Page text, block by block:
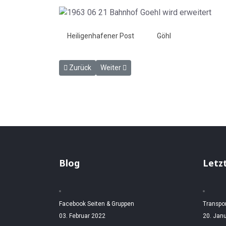
Heiligenhafener Post Göhl
Vorheriger Beitrag: Berliner Eisenbahner
Zurück Nächster Beitrag: Billig nach Lübeck
Weiter
Blog
Facebook Seiten & Gruppen
03. Februar 2022
20.